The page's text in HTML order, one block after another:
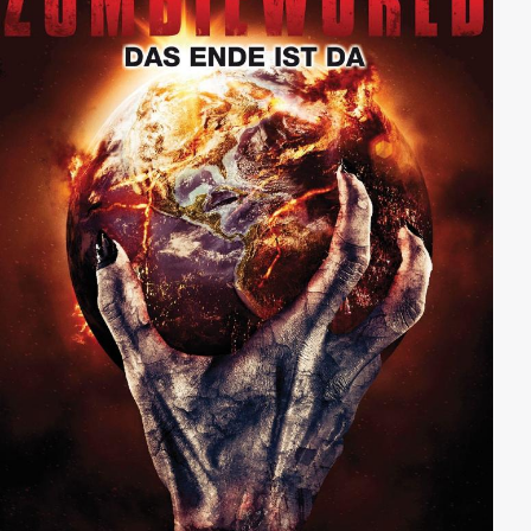
ungebremsten Energie die Mannschaft unbedingt
wieder zusammentrommeln und den vergessenen
Kampfgeist in ihnen wachrufen will.